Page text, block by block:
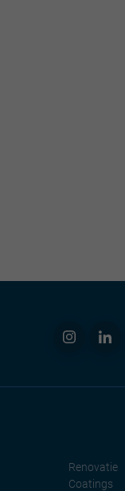
Renovatie
Coatings